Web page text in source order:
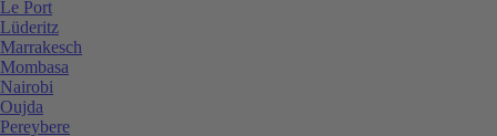
Le Port
Lüderitz
Marrakesch
Mombasa
Nairobi
Oujda
Pereybere